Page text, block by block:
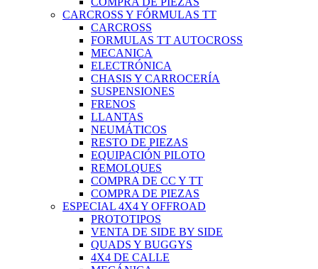
CARCROSS Y FÓRMULAS TT
CARCROSS
FORMULAS TT AUTOCROSS
MECANICA
ELECTRÓNICA
CHASIS Y CARROCERÍA
SUSPENSIONES
FRENOS
LLANTAS
NEUMÁTICOS
RESTO DE PIEZAS
EQUIPACIÓN PILOTO
REMOLQUES
COMPRA DE CC Y TT
COMPRA DE PIEZAS
ESPECIAL 4X4 Y OFFROAD
PROTOTIPOS
VENTA DE SIDE BY SIDE
QUADS Y BUGGYS
4X4 DE CALLE